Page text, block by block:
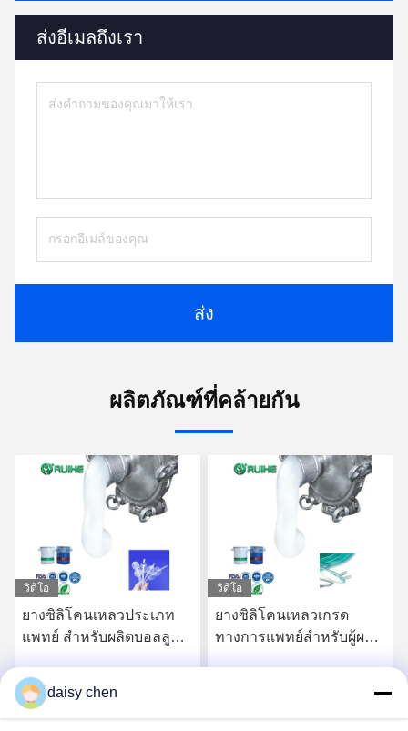
ส่งอีเมลถึงเรา
ส่ง
ผลิตภัณฑ์ที่คล้ายกัน
วิดีโอ
ยางซิลิโคนเหลวประเภท
แพทย์ สําหรับผลิตบอลลูนซิ
รับราคาที่ดีที่สุด
วิดีโอ
ยางซิลิโคนเหลวเกรด
ทางการแพทย์สำหรับผู้ผลิต
daisy chen